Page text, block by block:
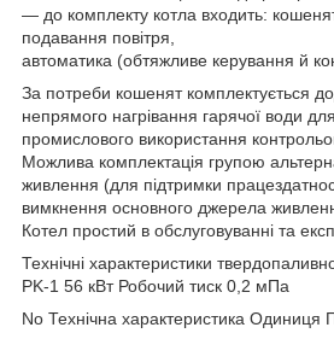
— до комплекту котла входить:
подавання повітря,
автоматика (обтяжливе керування й
За потреби кошенят комплектується
непрямого нагрівання гарячої води
промислового використання
Можлива комплектація групою
живлення (для підтримки
вимкнення основного джерела
Котел простий в обслуговуванні та
Технічні характеристики
РK-1 56 кВт Робочий тиск 0,2 мПа
No Технічна характеристика Одиниця